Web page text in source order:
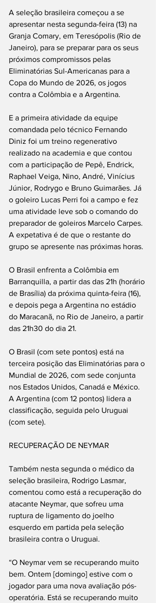
A seleção brasileira começou a se
apresentar nesta segunda-feira (13) na
Granja Comary, em Teresópolis (Rio de
Janeiro), para se preparar para os seus
próximos compromissos pelas
Eliminatórias Sul-Americanas para a
Copa do Mundo de 2026, os jogos
contra a Colômbia e a Argentina.
E a primeira atividade da equipe
comandada pelo técnico Fernando
Diniz foi um treino regenerativo
realizado na academia e que contou
com a participação de Pepê, Endrick,
Raphael Veiga, Nino, André, Vinícius
Júnior, Rodrygo e Bruno Guimarães. Já
o goleiro Lucas Perri foi a campo e fez
uma atividade leve sob o comando do
preparador de goleiros Marcelo Carpes.
A expetativa é de que o restante do
grupo se apresente nas próximas horas.
O Brasil enfrenta a Colômbia em
Barranquilla, a partir das das 21h (horário
de Brasília) da próxima quinta-feira (16),
e depois pega a Argentina no estádio
do Maracanã, no Rio de Janeiro, a partir
das 21h30 do dia 21.
O Brasil (com sete pontos) está na
terceira posição das Eliminatórias para o
Mundial de 2026, com sede conjunta
nos Estados Unidos, Canadá e México.
A Argentina (com 12 pontos) lidera a
classificação, seguida pelo Uruguai
(com sete).
RECUPERAÇÃO DE NEYMAR
Também nesta segunda o médico da
seleção brasileira, Rodrigo Lasmar,
comentou como está a recuperação do
atacante Neymar, que sofreu uma
ruptura de ligamento do joelho
esquerdo em partida pela seleção
brasileira contra o Uruguai.
“O Neymar vem se recuperando muito
bem. Ontem [domingo] estive com o
jogador para uma nova avaliação pós-
operatória. Está se recuperando muito